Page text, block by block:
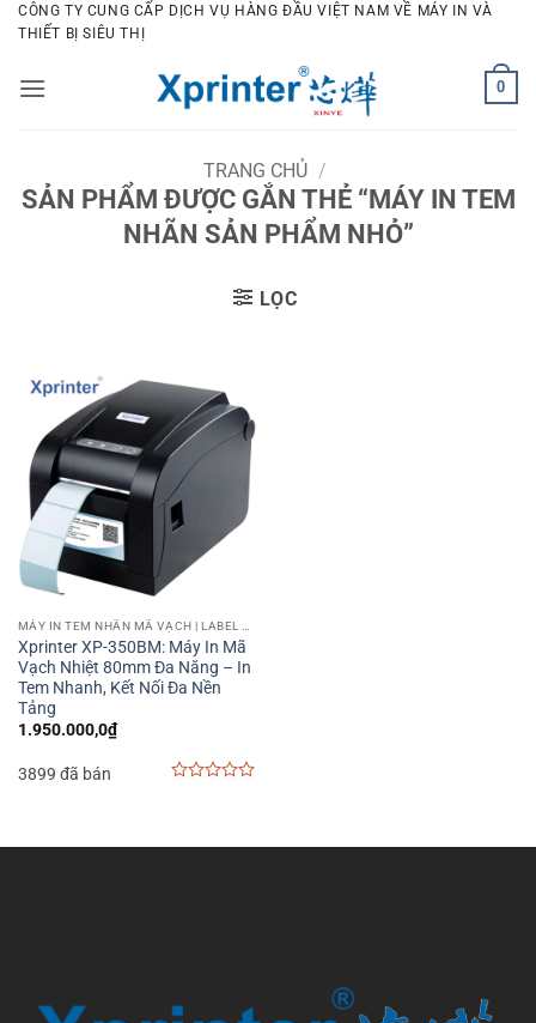
Bỏ
qua
dung
CÔNG TY CUNG CẤP DỊCH VỤ HÀNG ĐẦU VIỆT NAM VỀ MÁY IN VÀ
THIẾT BỊ SIÊU THỊ
0
TRANG CHỦ /
SẢN PHẨM ĐƯỢC GẮN THẺ “MÁY IN TEM
NHÃN SẢN PHẨM NHỎ”
LỌC
Xprinter XP-350BM: Máy In Mã
Vạch Nhiệt 80mm Đa Năng – In
Tem Nhanh, Kết Nối Đa Nền
Tảng
1.950.000,0₫
3899 đã bán
5